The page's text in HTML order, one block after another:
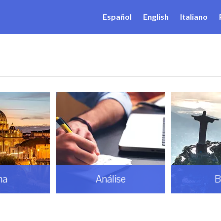
Español English Italiano
Análise